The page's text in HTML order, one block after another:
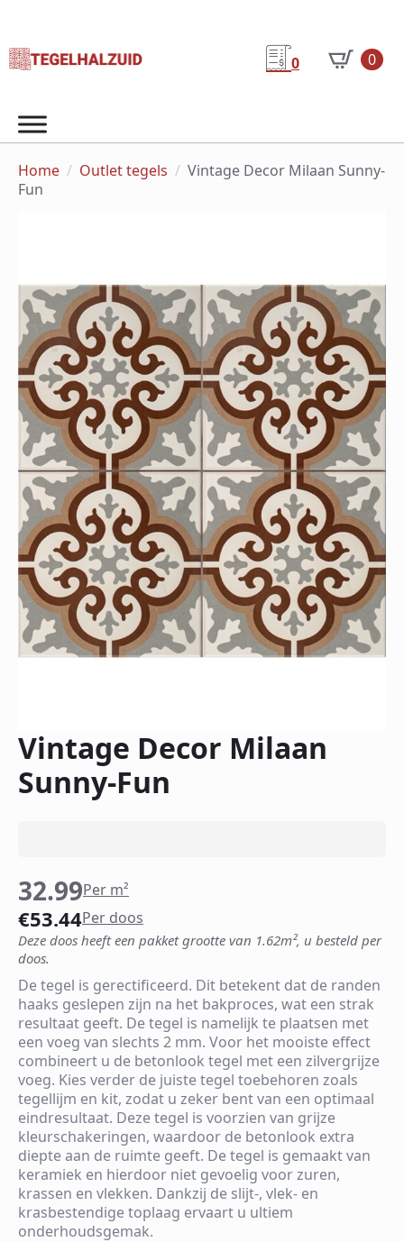
0 0
Home Outlet tegels
Vintage Decor Milaan Sunny-
Fun
Vintage Decor Milaan
Sunny-Fun
32.99Per m²
€53.44Per doos
Deze doos heeft een pakket grootte van 1.62m², u besteld per
doos.
De tegel is gerectificeerd. Dit betekent dat de randen
haaks geslepen zijn na het bakproces, wat een strak
resultaat geeft. De tegel is namelijk te plaatsen met
een voeg van slechts 2 mm. Voor het mooiste effect
combineert u de betonlook tegel met een zilvergrijze
voeg. Kies verder de juiste tegel toebehoren zoals
tegellijm en kit, zodat u zeker bent van een optimaal
eindresultaat. Deze tegel is voorzien van grijze
kleurschakeringen, waardoor de betonlook extra
diepte aan de ruimte geeft. De tegel is gemaakt van
keramiek en hierdoor niet gevoelig voor zuren,
krassen en vlekken. Dankzij de slijt-, vlek- en
krasbestendige toplaag ervaart u ultiem
onderhoudsgemak.